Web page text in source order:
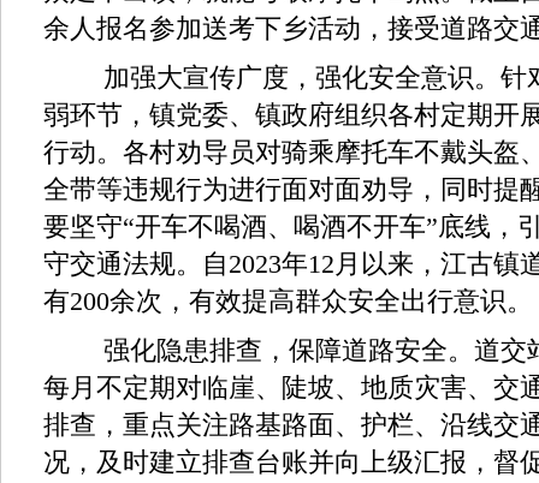
余人报名参加送考下乡活动，接受道路交
加强大宣传广度，强化安全意识。针
弱环节，镇党委、镇政府组织各村定期开
行动。各村劝导员对骑乘摩托车不戴头盔
全带等违规行为进行面对面劝导，同时提
要坚守“开车不喝酒、喝酒不开车”底线，
守交通法规。自2023年12月以来，江古镇
有200余次，有效提高群众安全出行意识。
强化隐患排查，保障道路安全。道交
每月不定期对临崖、陡坡、地质灾害、交
排查，重点关注路基路面、护栏、沿线交
况，及时建立排查台账并向上级汇报，督